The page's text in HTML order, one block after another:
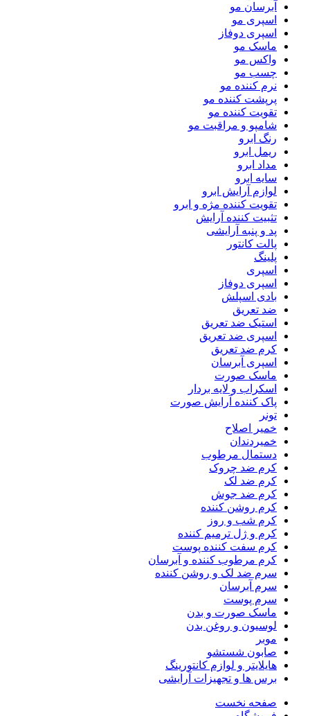
آبرسان مو
اسپری مو
اسپری دوفاز
ماسک مو
واکس مو
چسب مو
نرم کننده مو
پرپشت کننده مو
تقویت کننده مو
شامپو و مراقبت مو
رنگ ابرو
ریمل ابرو
مداد ابرو
سایه ابرو
لوازم آرایش ابرو
تقویت کننده مژه و ابرو
تثبیت کننده آرایش
پد و پنبه آرایشی
پالت کانتور
پلینگ
اسپری
اسپری دوفاز
بادی اسپلش
ضد تعریق
استیک ضد تعریق
اسپری ضد تعریق
کرم ضد تعریق
اسپری آبرسان
ماسک صورت
اسکراب و لایه بردار
پاک کننده آرایش صورت
تونر
خمیر اصلاح
خمیردندان
دستمال مرطوب
کرم ضد چروک
کرم ضد لک
کرم ضد جوش
کرم روشن کننده
کرم شب و روز
کرم و ژل ترمیم کننده
کرم سفت کننده پوست
کرم مرطوب کننده و آبرسان
سرم ضد لک و روشن کننده
سرم آبرسان
سرم پوست
ماسک صورت و بدن
لوسیون و روغن بدن
موبر
صابون شستشو
هایلایتر و لوازم کانتورینگ
برس ها و تجهیزات آرایشی
صفحه نخست